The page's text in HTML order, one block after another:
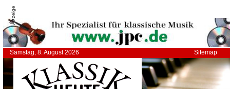
Anzeige
Samstag, 8. August 2026 Sitemap